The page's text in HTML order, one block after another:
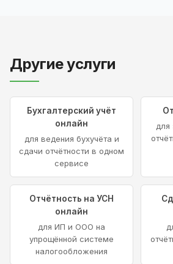
Другие услуги
Бухгалтерский учёт
онлайн
для ведения бухучёта и
сдачи отчётности в одном
сервисе
для
Отчётность на УСН
онлайн
для ИП и ООО на
упрощённой системе
налогообложения